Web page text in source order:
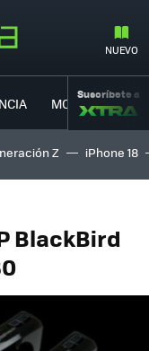
NUEVO
MOVILIDAD
Suscríbete a
Z iPhone 18
BlackBird